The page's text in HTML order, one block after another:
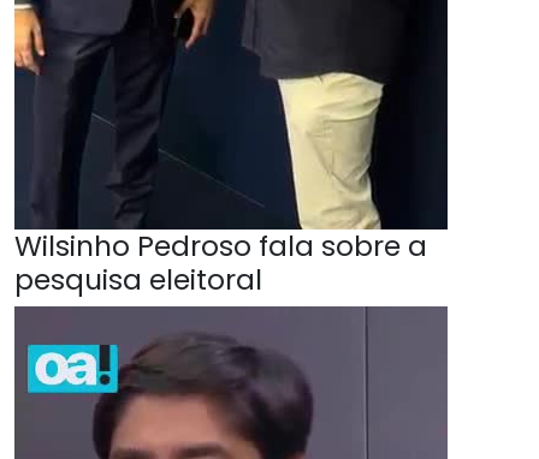
Wilsinho Pedroso fala sobre a
pesquisa eleitoral